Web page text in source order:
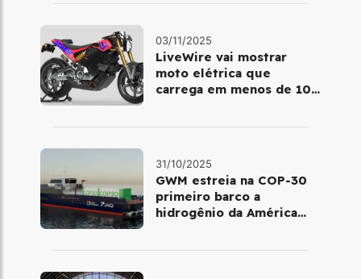
03/11/2025
LiveWire vai mostrar
moto elétrica que
carrega em menos de 10
31/10/2025
GWM estreia na COP-30
primeiro barco a
hidrogênio da América